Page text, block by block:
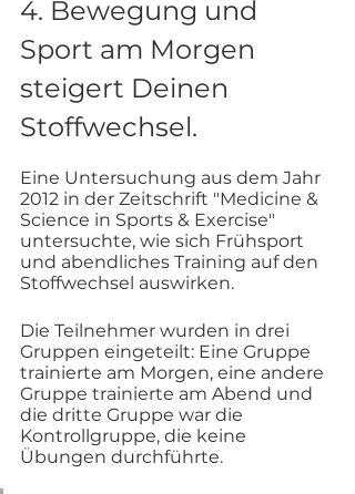
4. Bewegung und
Sport am Morgen
steigert Deinen
Stoffwechsel.
Eine Untersuchung aus dem Jahr
2012 in der Zeitschrift "Medicine &
Science in Sports & Exercise"
untersuchte, wie sich Frühsport
und abendliches Training auf den
Stoffwechsel auswirken.
Die Teilnehmer wurden in drei
Gruppen eingeteilt: Eine Gruppe
trainierte am Morgen, eine andere
Gruppe trainierte am Abend und
die dritte Gruppe war die
Kontrollgruppe, die keine
Übungen durchführte.